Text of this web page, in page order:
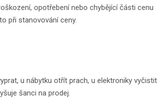
opotřebení nebo chybějící části cenu
při stanovování ceny.
u nábytku otřít prach, u elektroniky vyčistit
šanci na prodej.